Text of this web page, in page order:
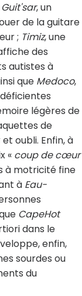
Guit'sar, un
de la guitare
; Timiz, une
des
autistes à
que Medoco,
légères de
de
oubli. Enfin, à
« coup de cœur
à motricité fine
à Eau-
CapeHot
dans le
enfin,
sourdes ou
du